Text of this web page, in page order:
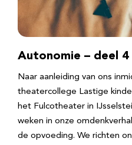
Autonomie – deel 4
Naar aanleiding van ons
theatercollege Lastige
het Fulcotheater in
weken in onze
de opvoeding. We richten